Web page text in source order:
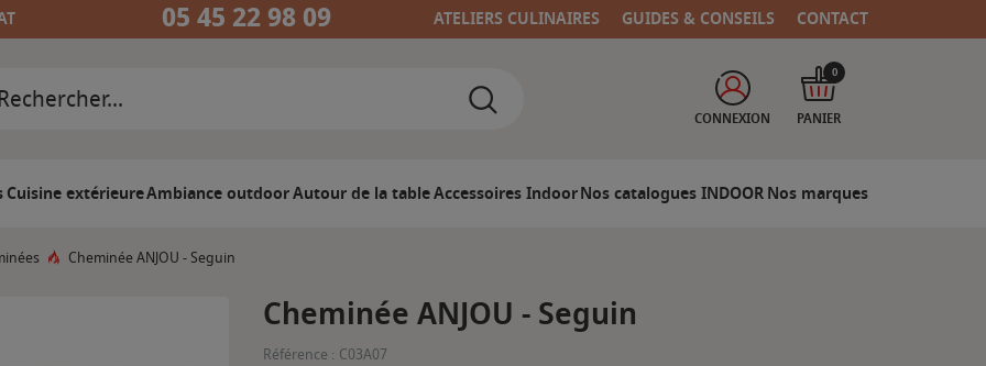
05 45 22 98 09 ATELIERS CULINAIRES GUIDES & CONSEILS CONTACT
CONNEXION PANIER
0
Cuisine extérieureAmbiance outdoorAutour de la tableAccessoires IndoorNos catalogues INDOORNos marques
Cheminée ANJOU - Seguin
Cheminée ANJOU - Seguin
Référence : C03A07